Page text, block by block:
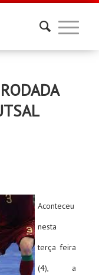
Aconteceu
nesta
terça feira
(4), a